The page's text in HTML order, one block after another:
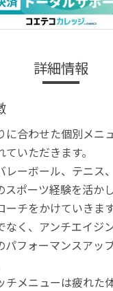
詳細情報
に合わせた個別メニ
いただきます。
レーボール、テニス
スポーツ経験を活か
チをかけていきます
なく、アンチエイジ
パフォーマンスアッ
チメニューは疲れた